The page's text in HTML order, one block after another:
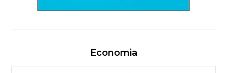
Economia